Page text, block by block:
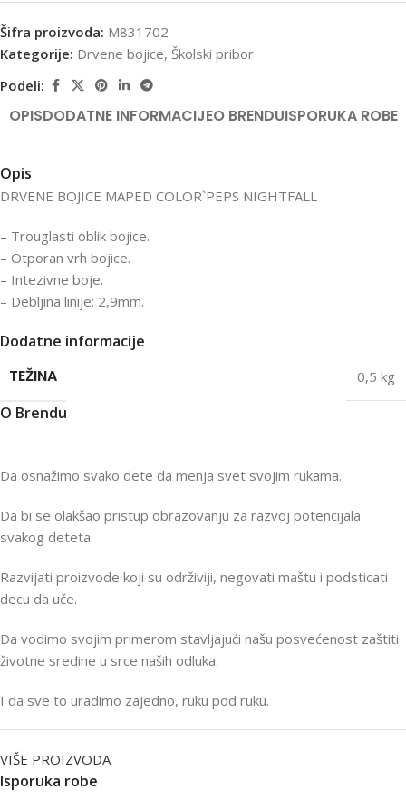
Šifra proizvoda: M831702
Kategorije: Drvene bojice, Školski pribor
Podeli:
OPISDODATNE INFORMACIJEO BRENDUISPORUKA ROBE
Opis
DRVENE BOJICE MAPED COLOR`PEPS NIGHTFALL
– Trouglasti oblik bojice.
– Otporan vrh bojice.
– Intezivne boje.
– Debljina linije: 2,9mm.
Dodatne informacije
TEŽINA 0,5 kg
O Brendu
Da osnažimo svako dete da menja svet svojim rukama.
Da bi se olakšao pristup obrazovanju za razvoj potencijala
svakog deteta.
Razvijati proizvode koji su održiviji, negovati maštu i podsticati
decu da uče.
Da vodimo svojim primerom stavljajući našu posvećenost zaštiti
životne sredine u srce naših odluka.
I da sve to uradimo zajedno, ruku pod ruku.
VIŠE PROIZVODA
Isporuka robe